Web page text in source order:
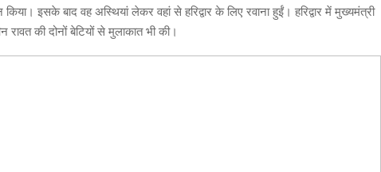
किया। इसके बाद वह अस्थियां लेकर वहां से हरिद्वार के लिए रवाना हुईं। हरिद्वार में मुख्यमंत्री
रावत की दोनों बेटियों से मुलाकात भी की।